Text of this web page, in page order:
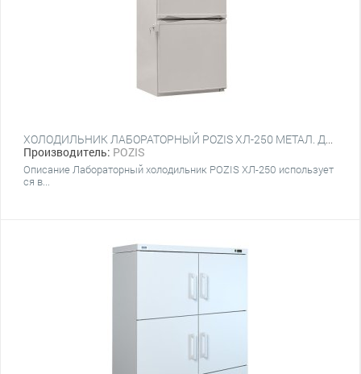
ХОЛОДИЛЬНИК ЛАБОРАТОРНЫЙ POZIS ХЛ-250 МЕТАЛ. ДВЕРИ
Производитель: POZIS
Описание Лабораторный холодильник POZIS ХЛ-250 использует
ся в...